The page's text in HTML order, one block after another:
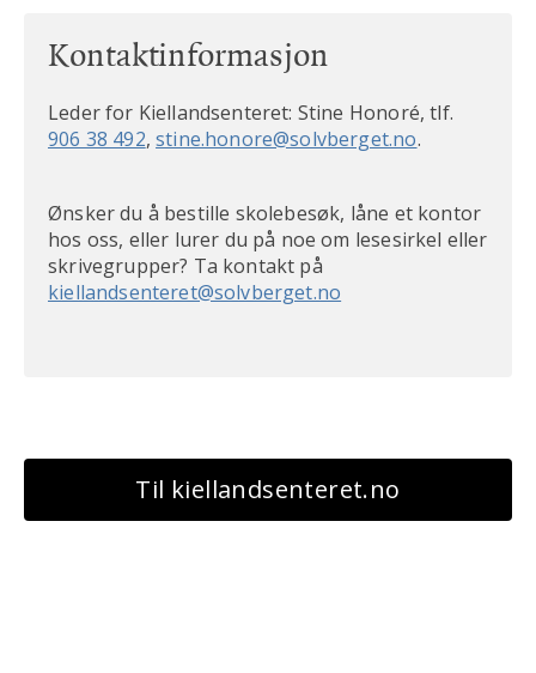
Kontaktinformasjon
Leder for Kiellandsenteret: Stine Honoré, tlf.
906 38 492,stine.honore@solvberget.no.
Ønsker du å bestille skolebesøk, låne et kontor
hos oss, eller lurer du på noe om lesesirkel eller
skrivegrupper? Ta kontakt på
kiellandsenteret@solvberget.no
Til kiellandsenteret.no